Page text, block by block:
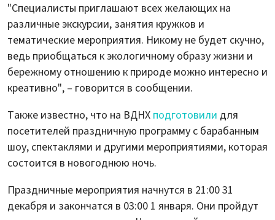
"Специалисты приглашают всех желающих на
различные экскурсии, занятия кружков и
тематические мероприятия. Никому не будет скучно,
ведь приобщаться к экологичному образу жизни и
бережному отношению к природе можно интересно и
креативно", – говорится в сообщении.
Также известно, что на ВДНХ подготовили для
посетителей праздничную программу с барабанным
шоу, спектаклями и другими мероприятиями, которая
состоится в новогоднюю ночь.
Праздничные мероприятия начнутся в 21:00 31
декабря и закончатся в 03:00 1 января. Они пройдут